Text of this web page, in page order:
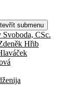
submenu
CSc.
Hřib